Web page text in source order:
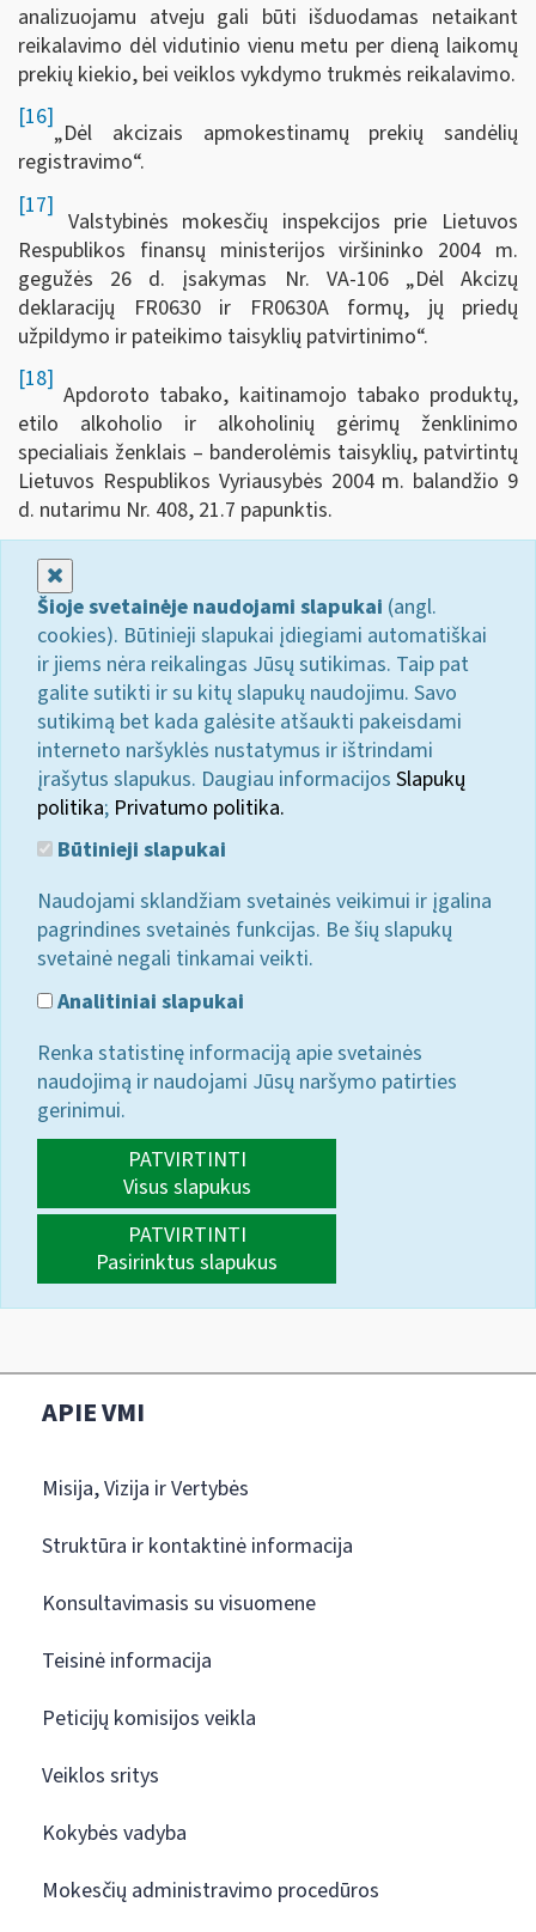
analizuojamu atveju gali būti išduodamas netaikant
reikalavimo dėl vidutinio vienu metu per dieną laikomų
prekių kiekio, bei veiklos vykdymo trukmės reikalavimo.
[16]
„Dėl akcizais apmokestinamų prekių sandėlių
registravimo“.
[17]
Valstybinės mokesčių inspekcijos prie Lietuvos
Respublikos finansų ministerijos viršininko 2004 m.
gegužės 26 d. įsakymas Nr. VA-106 „Dėl Akcizų
deklaracijų FR0630 ir FR0630A formų, jų priedų
užpildymo ir pateikimo taisyklių patvirtinimo“.
[18]
Apdoroto tabako, kaitinamojo tabako produktų,
etilo alkoholio ir alkoholinių gėrimų ženklinimo
specialiais ženklais – banderolėmis taisyklių, patvirtintų
Lietuvos Respublikos Vyriausybės 2004 m. balandžio 9
d. nutarimu Nr. 408, 21.7 papunktis.
Šioje svetainėje naudojami slapukai (angl.
cookies). Būtinieji slapukai įdiegiami automatiškai
ir jiems nėra reikalingas Jūsų sutikimas. Taip pat
galite sutikti ir su kitų slapukų naudojimu. Savo
sutikimą bet kada galėsite atšaukti pakeisdami
interneto naršyklės nustatymus ir ištrindami
įrašytus slapukus. Daugiau informacijos Slapukų
politika; Privatumo politika.
Būtinieji slapukai
Naudojami sklandžiam svetainės veikimui ir įgalina
pagrindines svetainės funkcijas. Be šių slapukų
svetainė negali tinkamai veikti.
Analitiniai slapukai
Renka statistinę informaciją apie svetainės
naudojimą ir naudojami Jūsų naršymo patirties
gerinimui.
PATVIRTINTI
Visus slapukus
PATVIRTINTI
Pasirinktus slapukus
APIE VMI
Misija, Vizija ir Vertybės
Struktūra ir kontaktinė informacija
Konsultavimasis su visuomene
Teisinė informacija
Peticijų komisijos veikla
Veiklos sritys
Kokybės vadyba
Mokesčių administravimo procedūros